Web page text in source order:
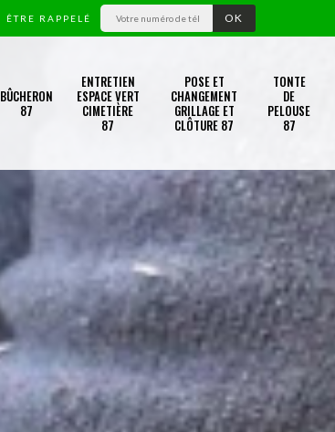
ÊTRE RAPPELÉ
BÛCHERON
87
ENTRETIEN
ESPACE VERT
CIMETIÈRE
87
POSE ET
CHANGEMENT
GRILLAGE ET
CLÔTURE 87
TONTE
DE
PELOUSE
87